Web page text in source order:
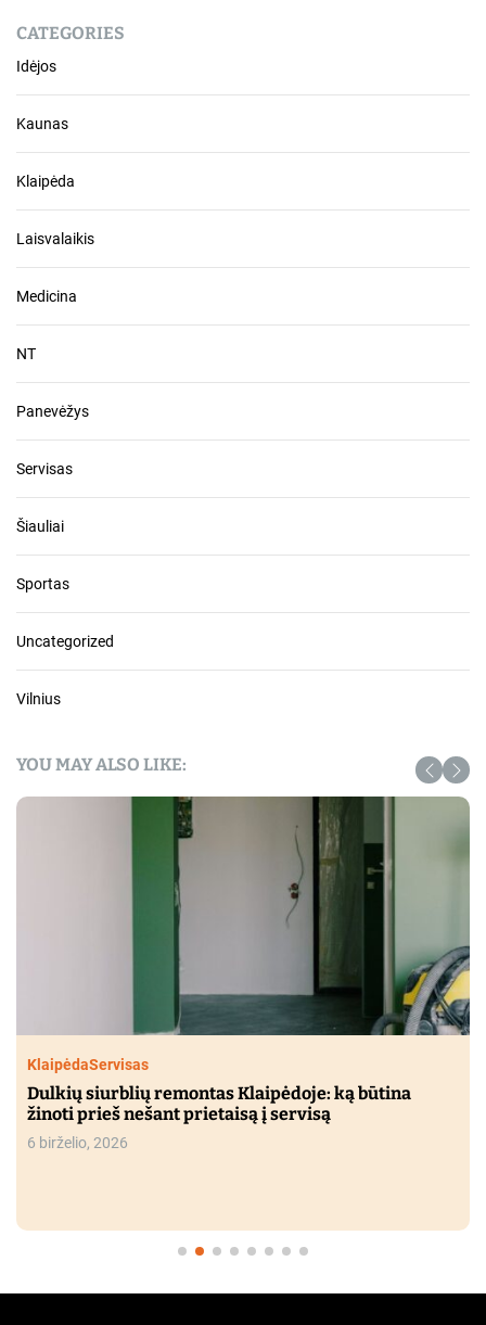
CATEGORIES
Idėjos
Kaunas
Klaipėda
Laisvalaikis
Medicina
NT
Panevėžys
Servisas
Šiauliai
Sportas
Uncategorized
Vilnius
YOU MAY ALSO LIKE:
KlaipėdaServisas
Dulkių siurblių remontas Klaipėdoje: ką būtina
žinoti prieš nešant prietaisą į servisą
6 birželio, 2026